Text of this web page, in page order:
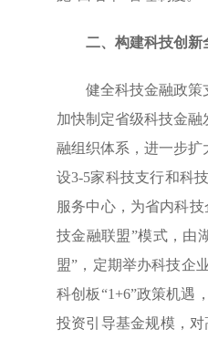
二、 构建科技创新
健全科技金融政策
加快制定省级科技金
融组织体系，进一步
设3-5家科技支行和科
服务中心，为省内科
技金融联盟”模式，由
盟”，定期举办科技企
科创板“1+6”政策机遇
投资引导基金规模，